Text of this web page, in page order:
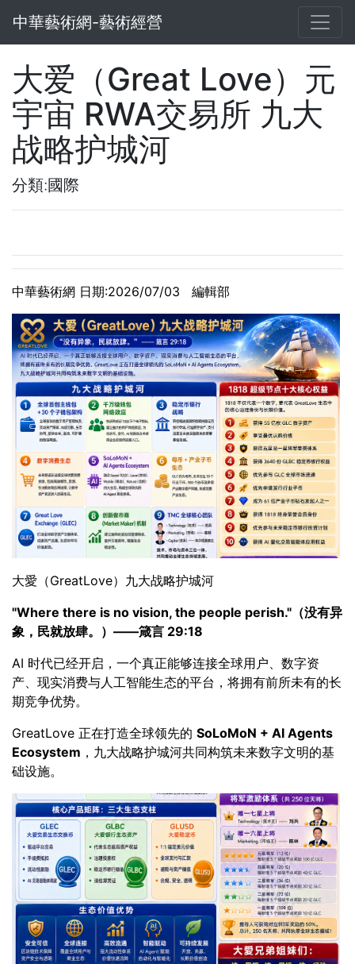
中華藝術網-藝術經營
大爱（Great Love）元
宇宙 RWA交易所 九大
战略护城河
分類:國際
中華藝術網 日期:2026/07/03 編輯部
大愛（GreatLove）九大战略护城河
"Where there is no vision, the people perish."（没有异
象，民就放肆。）——箴言 29:18
AI 时代已经开启，一个真正能够连接全球用户、数字资
产、现实消费与人工智能生态的平台，将拥有前所未有的长
期竞争优势。
GreatLove 正在打造全球领先的 SoLoMoN + AI Agents
Ecosystem ，九大战略护城河共同构筑未来数字文明的基
础设施。